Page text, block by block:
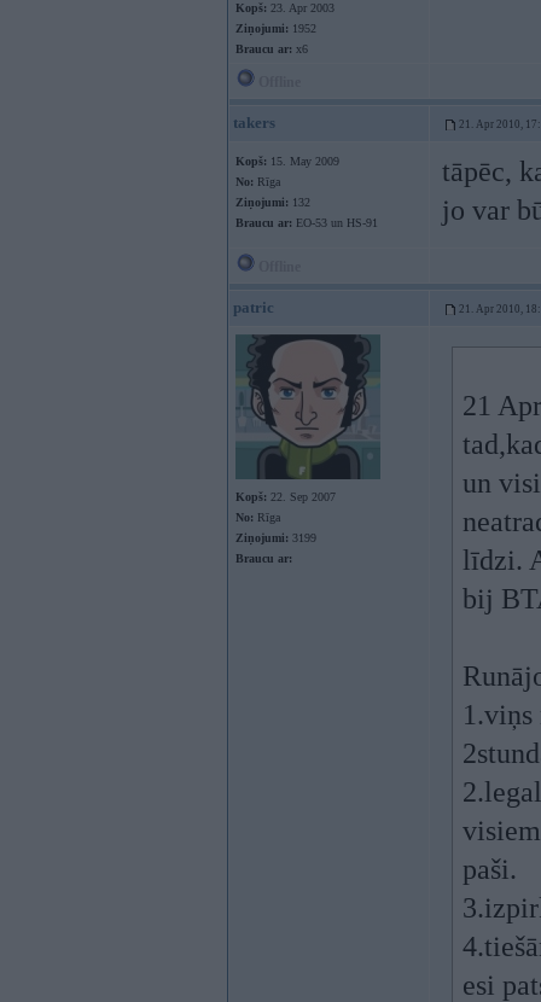
Kopš: 23. Apr 2003
Ziņojumi: 1952
Braucu ar: x6
takers 21. Apr 2010,
Kopš: 15. May 2009
No: Rīga
Ziņojumi: 132
Braucu ar: EO-53 un HS-91
tāpēc,
jo var
patric 21. Apr 2010,
Kopš: 22. Sep 2007
No: Rīga
Ziņojumi: 3199
Braucu ar:
21
un
līdzi.
bij
paši.
esi